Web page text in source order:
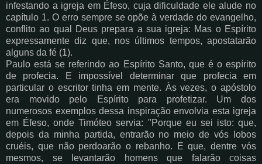
infestando a igreja em Éfeso, cujadificuldade ele alude no
capítulo 1. O erro sempre se opõe à verdade do evangelho,
conflitoao qual Deus prepara a sua igreja: Mas o Espírito
expressamente diz que, nos últimos tempos, apostatarão
alguns da fé (1).
Paulo está se referindo ao Espírito Santo, que é o espírito
de profecia. E impossível determinar que profecia em
particular o escritor tinha em mente. Às vezes, o apóstolo
era movido pelo Espírito para profetizar. Um dos
numerosos exemplos dessa inspiração envolvia esta igreja
em Éfeso, onde Timóteo servia: "Porque eu sei isto: que,
depois da minha partida, entrarão no meio de vós lobos
cruéis, que não perdoarão o rebanho. E que, dentre vós
mesmos, se levantarão homens que falarão coisas